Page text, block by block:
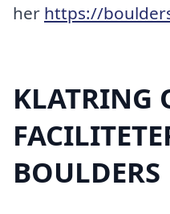
her https://
KLATRING
BOULDERS